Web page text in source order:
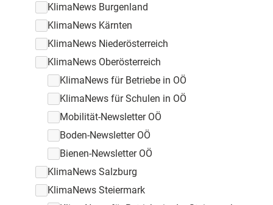
KlimaNews Burgenland
KlimaNews Kärnten
KlimaNews Niederösterreich
KlimaNews Oberösterreich
KlimaNews für Betriebe in OÖ
KlimaNews für Schulen in OÖ
Mobilität-Newsletter OÖ
Boden-Newsletter OÖ
Bienen-Newsletter OÖ
KlimaNews Salzburg
KlimaNews Steiermark